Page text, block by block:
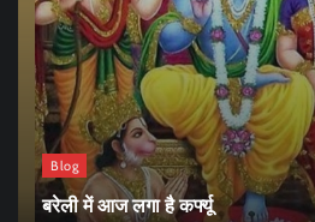
Blog
बरेली में आज लगा है कर्फ्यू